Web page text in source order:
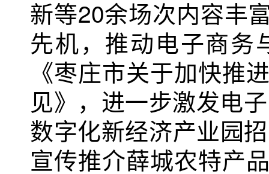
新等20余场次内容丰
先机，推动电子商务
《枣庄市关于加快推
见》，进一步激发电
数字化新经济产业园
宣传推介薛城农特产